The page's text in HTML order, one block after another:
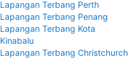
Lapangan Terbang Perth
Lapangan Terbang Penang
Lapangan Terbang Kota
Kinabalu
Lapangan Terbang Christchurch